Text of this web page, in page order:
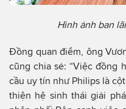
Hình ảnh ban
Đồng quan điểm, ông
cũng chia sẻ: “Việc đồng
cầu uy tín như Philips là
thiện hệ sinh thái giải